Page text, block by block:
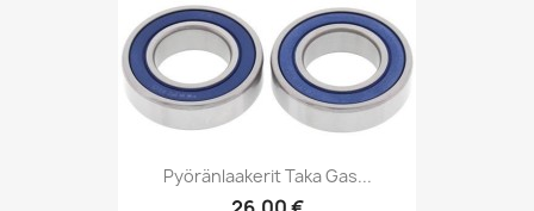
Pyöränlaakerit Taka Gas...